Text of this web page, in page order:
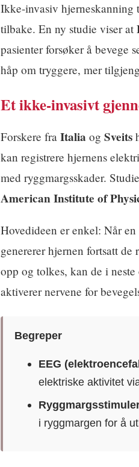
Ikke-invasiv hjerneskanning
tilbake. En ny studie viser at
pasienter forsøker å bevege
håp om tryggere, mer
Et ikke-invasivt
Forskere fra Italia og Sveits
kan registrere hjernens
med ryggmargsskader.
American Institute of
Hovedideen er enkel: Når
genererer hjernen fortsatt
opp og tolkes, kan de i neste
aktiverer nervene for
Begreper
EEG
elektriske aktivitet
i ryggmargen for å